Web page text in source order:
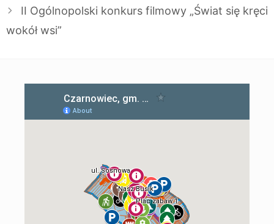
II Ogólnopolski konkurs filmowy „Świat się kręci
wokół wsi”